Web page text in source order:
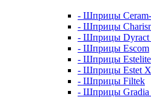
- Шприцы
- Шприцы
- Шприцы Dyract
- Шприцы Escom
- Шприцы Estelite
- Шприцы Estet
- Шприцы Filtek
- Шприцы Gradia